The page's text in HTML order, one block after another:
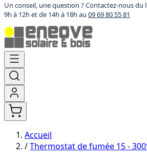
Un conseil, une question ? Contactez-nous
9h à 12h et de 14h à 18h au 09 69 80 55 81
Aller
contenu
Accueil
/Thermostat de fumée 15 -